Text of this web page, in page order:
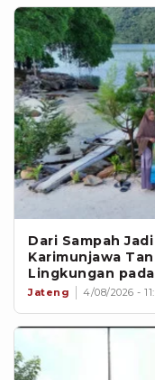
Dari Sampah
Karimunjawa
Lingkungan
Jateng 4/08/2026 -